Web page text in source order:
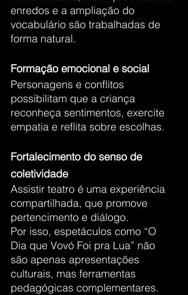
enredos e a ampliação do
vocabulário são trabalhadas de
forma natural.
Formação emocional e social
Personagens e conflitos
possibilitam que a criança
reconheça sentimentos, exercite
empatia e reflita sobre escolhas.
Fortalecimento do senso de
coletividade
Assistir teatro é uma experiência
compartilhada, que promove
pertencimento e diálogo.
Por isso, espetáculos como “O
Dia que Vovó Foi pra Lua” não
são apenas apresentações
culturais, mas ferramentas
pedagógicas complementares.